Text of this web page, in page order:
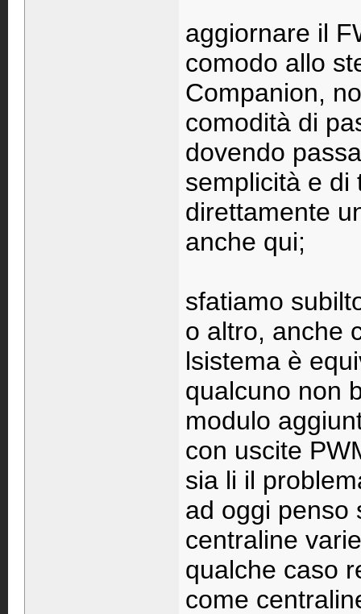
aggiornare il
comodo allo
Companion,
comodità di
dovendo
semplicità e di
direttamente
anche qui;
sfatiamo
o altro, anche
lsistema è
qualcuno non
modulo
con uscite
sia li il
ad oggi penso
centraline
qualche caso
come